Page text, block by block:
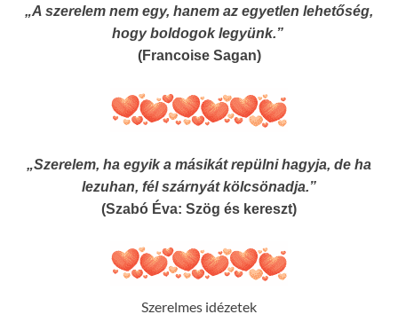
„A szerelem nem egy, hanem az egyetlen lehetőség,
hogy boldogok legyünk.”
(Francoise Sagan)
„Szerelem, ha egyik a másikát repülni hagyja, de ha
lezuhan, fél szárnyát kölcsönadja.”
(Szabó Éva: Szög és kereszt)
Szerelmes idézetek